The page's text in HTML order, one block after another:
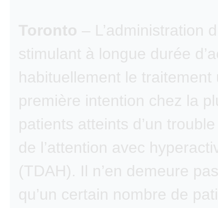
Toronto – L’administration
stimulant à longue durée
habituellement le traitement
première intention chez la
patients atteints d’un
de l’attention avec
(TDAH). Il n’en demeure
qu’un certain nombre de